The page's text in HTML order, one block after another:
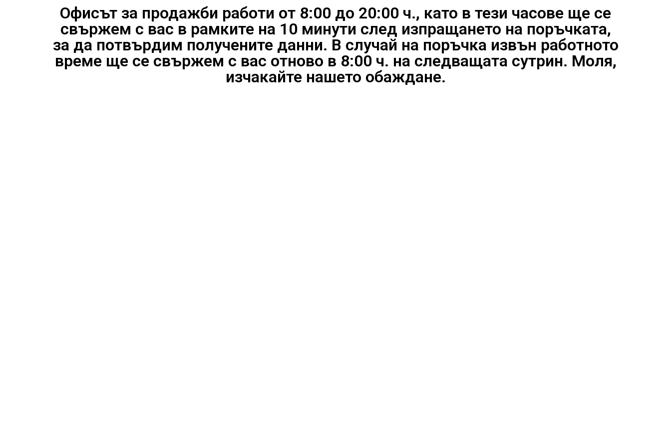
Офисът за продажби работи от 8:00 до 20:00 ч., като в тези часове ще се
свържем с вас в рамките на 10 минути след изпращането на поръчката,
за да потвърдим получените данни. В случай на поръчка извън работното
време ще се свържем с вас отново в 8:00 ч. на следващата сутрин. Моля,
изчакайте нашето обаждане.